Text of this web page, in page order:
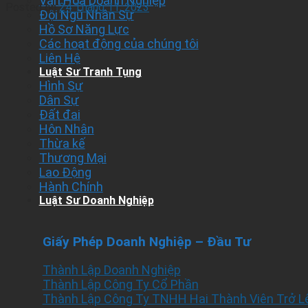
Đội Ngũ Nhân Sự
Hồ Sơ Năng Lực
Các hoạt động của chúng tôi
Liên Hệ
Luật Sư Tranh Tụng
Hình Sự
Dân Sự
Đất đai
Hôn Nhân
Thừa kế
Thương Mại
Lao Động
Hành Chính
Luật Sư Doanh Nghiệp
Giấy Phép Doanh Nghiệp – Đầu Tư
Thành Lập Doanh Nghiệp
Thành Lập Công Ty Cổ Phần
Thành Lập Công Ty TNHH Hai Thành Viên Trở
Posted on24 Tháng 11, 2023